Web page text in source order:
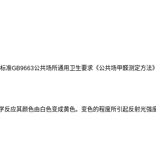
GB9663公共场所通用卫生要求《公共场甲醛测定方
应其颜色由白色变成黄色。变色的程度所引起反射光